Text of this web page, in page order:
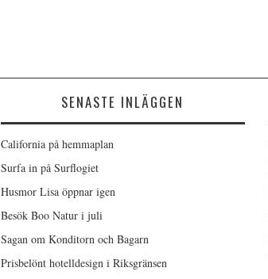
SENASTE INLÄGGEN
California på hemmaplan
Surfa in på Surflogiet
Husmor Lisa öppnar igen
Besök Boo Natur i juli
Sagan om Konditorn och Bagarn
Prisbelönt hotelldesign i Riksgränsen